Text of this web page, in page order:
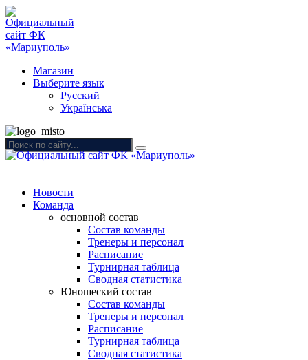
Магазин
Выберите язык
Русский
Українська
Новости
Команда
основной состав
Состав команды
Тренеры и персонал
Расписание
Турнирная таблица
Сводная статистика
Юношеский состав
Состав команды
Тренеры и персонал
Расписание
Турнирная таблица
Сводная статистика